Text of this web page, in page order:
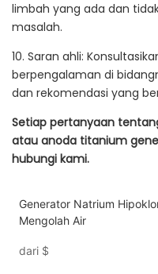
limbah yang ada dan
masalah.
10. Saran ahli:
berpengalaman di
dan rekomendasi yang
Setiap pertanyaan
atau anoda titanium
hubungi kami.
Generator Natrium
Mengolah Air
dari $